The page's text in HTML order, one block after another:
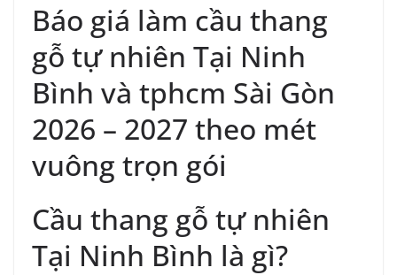
Báo giá làm cầu thang
gỗ tự nhiên Tại Ninh
Bình và tphcm Sài Gòn
2026 – 2027 theo mét
vuông trọn gói
Cầu thang gỗ tự nhiên
Tại Ninh Bình là gì?